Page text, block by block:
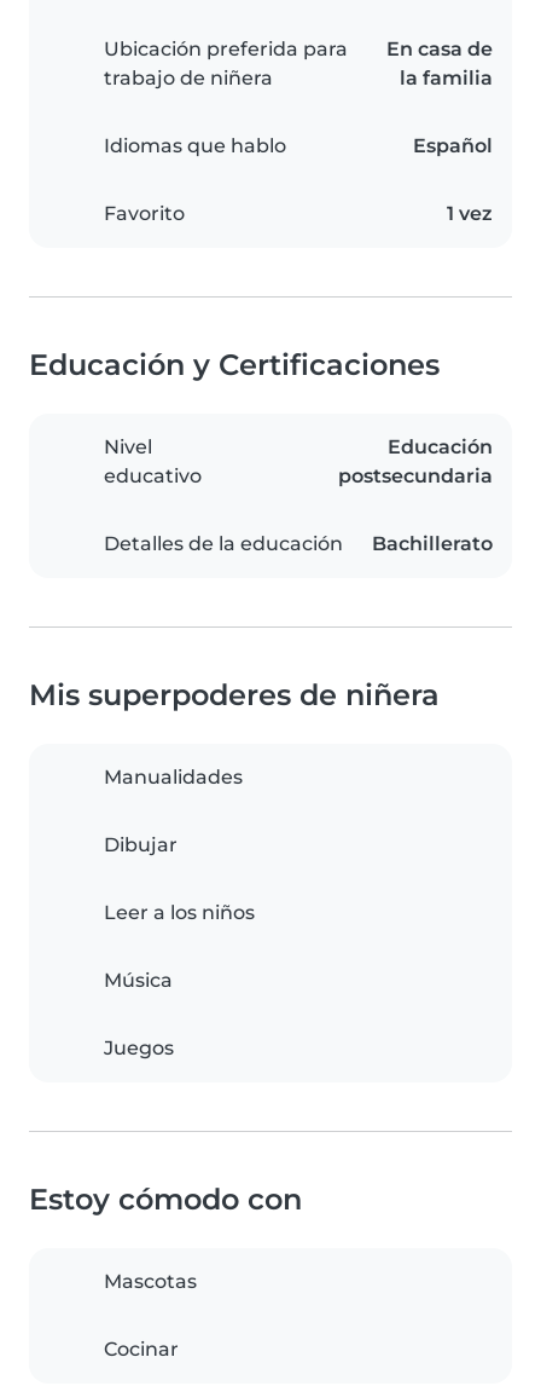
Ubicación preferida para
trabajo de niñera
En casa de
la familia
Idiomas que hablo Español
Favorito 1 vez
Educación y Certificaciones
Nivel
educativo
Educación
postsecundaria
Detalles de la educación Bachillerato
Mis superpoderes de niñera
Manualidades
Dibujar
Leer a los niños
Música
Juegos
Estoy cómodo con
Mascotas
Cocinar